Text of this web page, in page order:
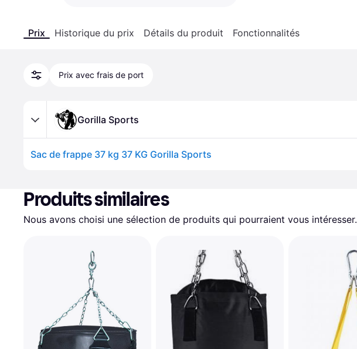
Prix Historique du prix Détails du produit Fonctionnalités
Prix avec frais de port
Gorilla Sports
Sac de frappe 37 kg 37 KG Gorilla Sports
Produits similaires
Nous avons choisi une sélection de produits qui pourraient vous intéresser.